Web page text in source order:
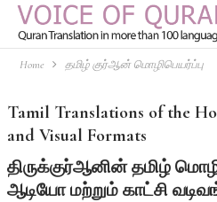
Home தமிழ் குர்ஆன் மொழிபெயர்ப்பு
Tamil Translations of the
and Visual Formats
திருக்குர்ஆனின்தமிழ்
ஆடியோமற்றும் காட்சி